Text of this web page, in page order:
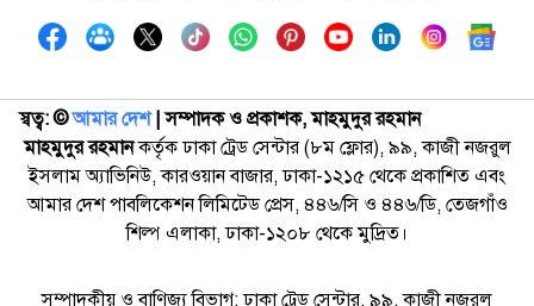
স্বত্ব: ©️আমার দেশ| সম্পাদক ও প্রকাশক, মাহমুদুর রহমান
মাহমুদুর রহমানকর্তৃক ঢাকা ট্রেড সেন্টার (৮ম ফ্লোর), ৯৯, কাজী নজরুল
ইসলাম অ্যাভিনিউ, কারওয়ান বাজার, ঢাকা-১২১৫ থেকে প্রকাশিত এবং
আমার দেশ পাবলিকেশন লিমিটেড প্রেস, ৪৪৬/সি ও ৪৪৬/ডি, তেজগাঁও
শিল্প এলাকা, ঢাকা-১২০৮ থেকে মুদ্রিত।
সম্পাদকীয় ও বাণিজ্য বিভাগ: ঢাকা ট্রেড সেন্টার, ৯৯, কাজী নজরুল